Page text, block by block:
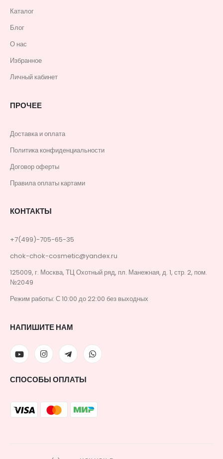
Каталог
Блог
О нас
Избранное
Личный кабинет
ПРОЧЕЕ
Доставка и оплата
Политика конфиденциальности
Договор оферты
Правила оплаты картами
КОНТАКТЫ
+7(499)-705-65-35
chok-chok-cosmetic@yandex.ru
125009, г. Москва, ТЦ Охотный ряд, пл. Манежная, д. 1, стр. 2, пом.
№2049
Режим работы: С 10:00 до 22:00 без выходных
НАПИШИТЕ НАМ
СПОСОБЫ ОПЛАТЫ